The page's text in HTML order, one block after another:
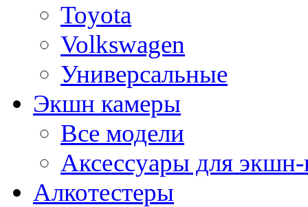
Toyota
Volkswagen
Универсальные
Экшн камеры
Все модели
Аксессуары для
Алкотестеры